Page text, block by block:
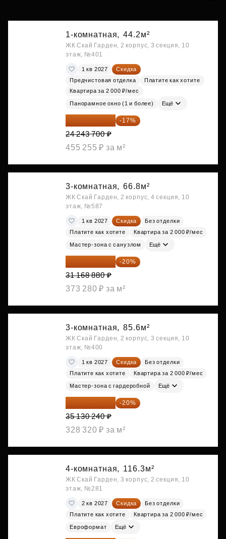
1-комнатная, 44.2м²
ЖК Скай Гарден, 2 корпус, 3 секция, 10
этаж, №401
1 кв 2027
Скидка
Предчистовая отделка
Платите как хотите
Квартира за 2 000 ₽/мес
Панорамное окно (1 и более) Ещё
20 122 271 ₽ -17%
24 243 700 ₽
455 255 ₽ за м²
3-комнатная, 66.8м²
ЖК Скай Гарден, 2 корпус, 4 секция, 10
этаж, №587
1 кв 2027 Скидка
Без отделки
Платите как хотите
Квартира за 2 000 ₽/мес
Мастер-зона с санузлом Ещё
24 935 104 ₽ -20%
31 168 880 ₽
373 280 ₽ за м²
3-комнатная, 85.6м²
ЖК Скай Гарден, 2 корпус, 3 секция, 10
этаж, №400
1 кв 2027 Скидка
Без отделки
Платите как хотите
Квартира за 2 000 ₽/мес
Мастер-зона с гардеробной Ещё
28 104 192 ₽ -20%
35 130 240 ₽
328 320 ₽ за м²
4-комнатная, 116.3м²
ЖК Скай Гарден, 3 корпус, 2 секция, 10
этаж, №281
2 кв 2027 Скидка
Без отделки
Платите как хотите
Квартира за 2 000 ₽/мес
Евроформат Ещё